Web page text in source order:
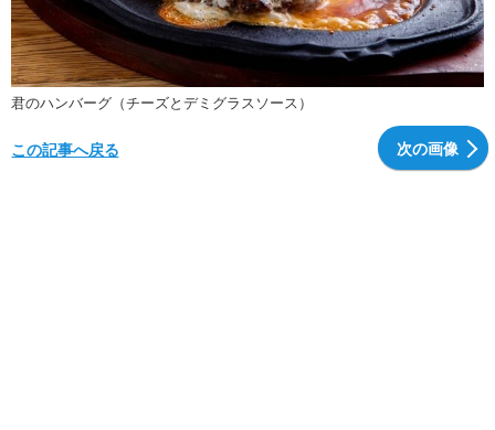
君のハンバーグ（チーズとデミグラスソース）
次の画像
この記事へ戻る